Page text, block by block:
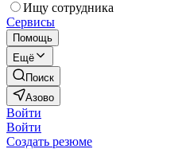
Ищу сотрудника
Сервисы
Помощь
Ещё
Поиск
Азово
Войти
Войти
Создать резюме